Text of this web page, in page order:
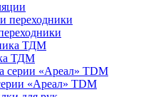
ТДМ
«Ареал» TDM